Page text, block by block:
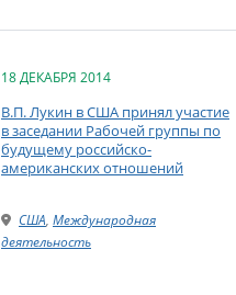
18 ДЕКАБРЯ 2014
В.П. Лукин в США принял участие
в заседании Рабочей группы по
будущему российско-
американских отношений
США, Международная
деятельность